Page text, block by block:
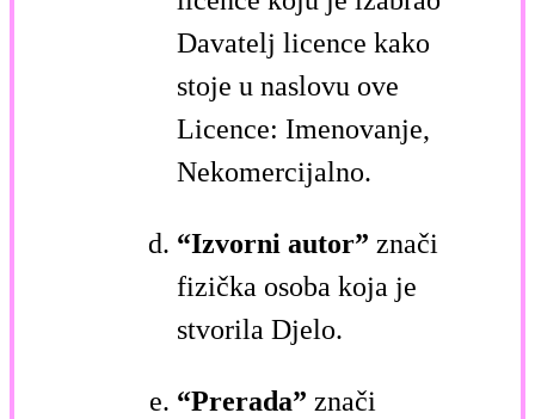
Davatelj licence kako
stoje u naslovu ove
Licence: Imenovanje,
Nekomercijalno.
“Izvorni autor” znači
fizička osoba koja je
stvorila Djelo.
“Prerada” znači